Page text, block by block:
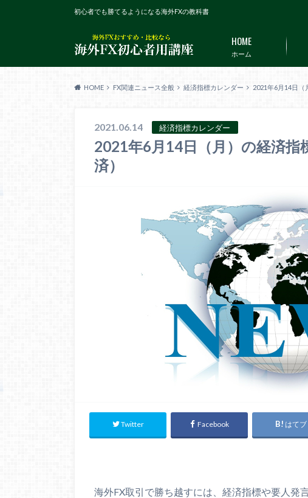
初心者でも勝てるようになる海外FXの教科書
ホーム
HOME
HOME FX関連ニュース全般 経済指標カレンダー 2021年6月14日（
2021.06.14 経済指標カレンダー
2021年6月14日（月）の経済指
済）
Twitter Facebook はてブ
海外FX取引で勝ち越すには、経済指標や要人発